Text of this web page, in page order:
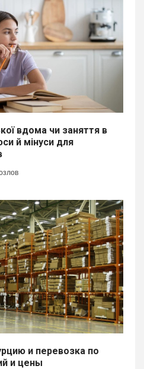
вдома чи заняття в
й мінуси для
и перевозка по
и цены